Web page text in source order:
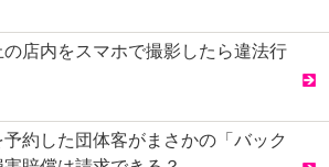
の店内をスマホで撮影したら違法行
約した団体客がまさかの「バック